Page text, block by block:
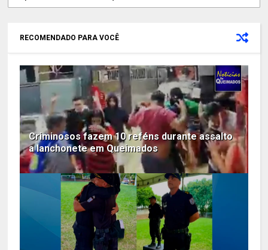
RECOMENDADO PARA VOCÊ
Criminosos fazem 10 reféns durante assalto
a lanchonete em Queimados